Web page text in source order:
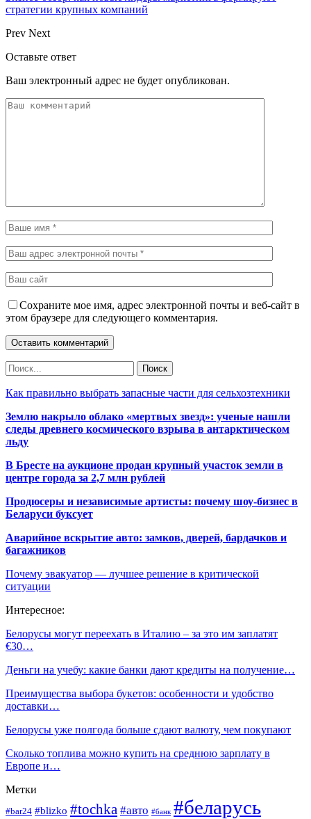
стратегии крупных компаний
Prev Next
Оставьте ответ
Ваш электронный адрес не будет опубликован.
Сохраните мое имя, адрес электронной почты и веб-сайт в
этом браузере для следующего комментария.
Как правильно выбрать запасные части для сельхозтехники
Землю накрыло облако «мертвых звезд»: ученые нашли
следы древнего космического взрыва в антарктическом
льду
В Бресте на аукционе продан крупный участок земли в
центре города за 2,7 млн рублей
Продюсеры и независимые артисты: почему шоу-бизнес в
Беларуси буксует
Аварийное вскрытие авто: замков, дверей, бардачков и
багажников
Почему эвакуатор — лучшее решение в критической
ситуации
Интересное:
Белорусы могут переехать в Италию – за это им заплатят
€30…
Деньги на учебу: какие банки дают кредиты на получение…
Преимущества выбора букетов: особенности и удобство
доставки…
Белорусы уже полгода больше сдают валюту, чем покупают
Сколько топлива можно купить на среднюю зарплату в
Европе и…
Метки
#bar24 #blizko #tochka #авто #банк #беларусь